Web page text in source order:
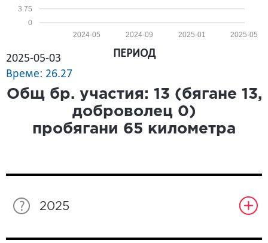
0
3.75
2025-05
2025-01
2024-09
2024-05
2025-05-03
Време: 26.27
ПЕРИОД
Общ бр. участия: 13 (бягане 13,
доброволец 0)
пробягани 65 километра
2025